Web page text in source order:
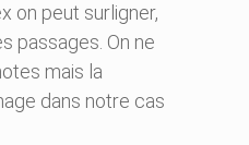
on peut surligner,
passages. On ne
mais la
dans notre cas